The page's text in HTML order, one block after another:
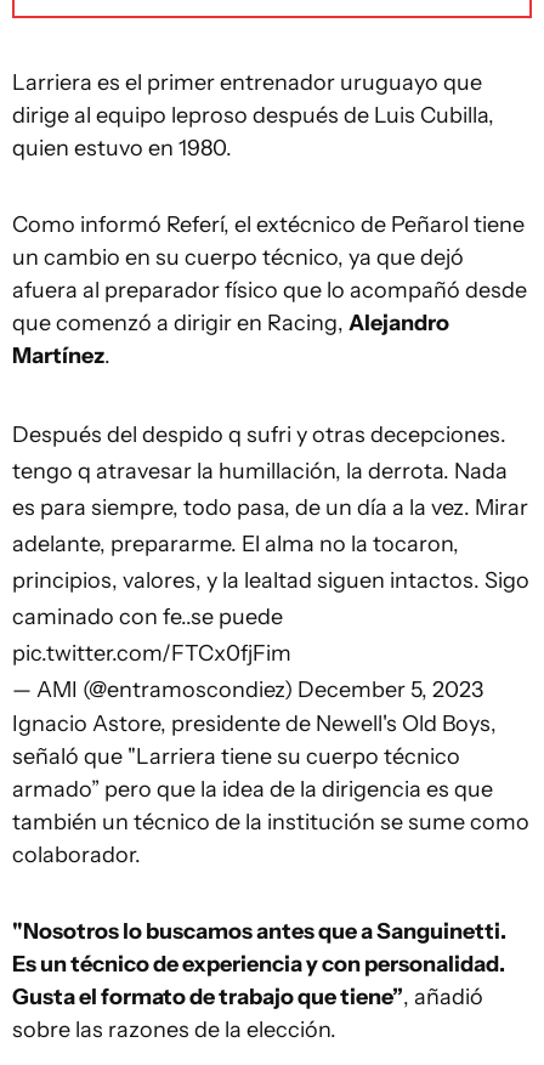
Larriera es el primer entrenador uruguayo que
dirige al equipo leproso después de Luis Cubilla,
quien estuvo en 1980.
Como informó Referí, el extécnico de Peñarol tiene
un cambio en su cuerpo técnico, ya que dejó
afuera al preparador físico que lo acompañó desde
que comenzó a dirigir en Racing, Alejandro
Martínez.
Después del despido q sufri y otras decepciones.
tengo q atravesar la humillación, la derrota. Nada
es para siempre, todo pasa, de un día a la vez. Mirar
adelante, prepararme. El alma no la tocaron,
principios, valores, y la lealtad siguen intactos. Sigo
caminado con fe..se puede
pic.twitter.com/FTCx0fjFim
— AMI (@entramoscondiez) December 5, 2023
Ignacio Astore, presidente de Newell's Old Boys,
señaló que "Larriera tiene su cuerpo técnico
armado” pero que la idea de la dirigencia es que
también un técnico de la institución se sume como
colaborador.
"Nosotros lo buscamos antes que a Sanguinetti.
Es un técnico de experiencia y con personalidad.
Gusta el formato de trabajo que tiene”, añadió
sobre las razones de la elección.